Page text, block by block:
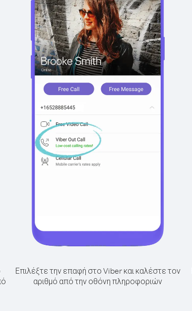
Επιλέξτε την επαφή στο Viber και καλέστε τον
αριθμό από την οθόνη πληροφοριών